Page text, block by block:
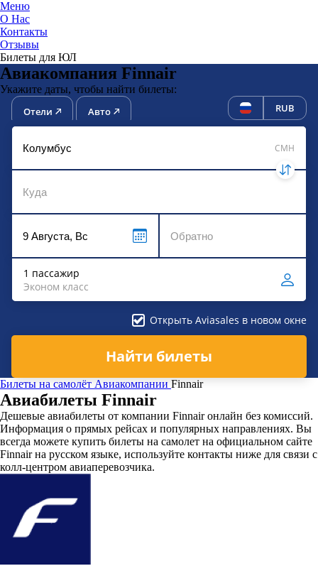
Меню
О Нас
Контакты
Отзывы
Билеты для ЮЛ
Авиакомпания Finnair
Укажите даты, чтобы найти билеты:
Отели Авто RUB
CMH
1 пассажир
Эконом класс
Открыть Aviasales в новом окне
Найти билеты
Билеты на самолёт Авиакомпании Finnair
Авиабилеты Finnair
Дешевые авиабилеты от компании Finnair онлайн без комиссий.
Информация о прямых рейсах и популярных направлениях. Вы
всегда можете купить билеты на самолет на официальном сайте
Finnair на русском языке, используйте контакты ниже для связи с
колл-центром авиаперевозчика.